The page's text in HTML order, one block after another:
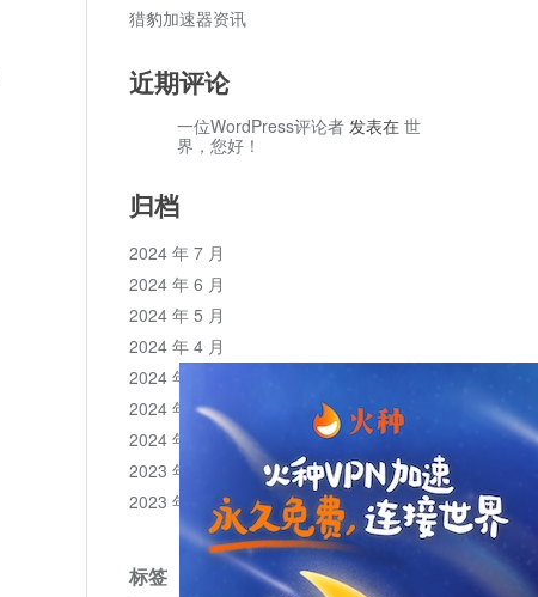
猎豹加速器资讯
近期评论
一位WordPress评论者 发表在 世
界，您好！
归档
2024 年 7 月
2024 年 6 月
2024 年 5 月
2024 年 4 月
2024 年 3 月
2024 年 2 月
2024 年 1 月
2023 年 12 月
2023 年 11 月
标签